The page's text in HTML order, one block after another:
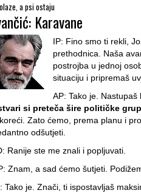
a psi ostaju
Karavane
IP: Fino smo ti rekli,
prethodnica. Naša
postrojba u jednoj
situaciju i pripremaš
AP: Tako je.
si preteča šire političke
Zato ćemo, prema planu i
odšutjeti.
Ranije ste me znali i popljuvati.
Znam, a sad ćemo šutjeti.
Tako je. Znači, ti ispostavljaš